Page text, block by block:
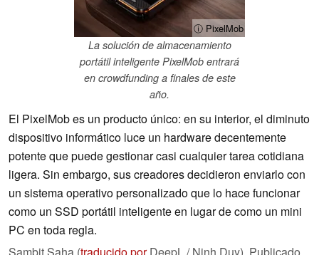
ⓘ PixelMob
La solución de almacenamiento
portátil inteligente PixelMob entrará
en crowdfunding a finales de este
año.
El PixelMob es un producto único: en su interior, el diminuto
dispositivo informático luce un hardware decentemente
potente que puede gestionar casi cualquier tarea cotidiana
ligera. Sin embargo, sus creadores decidieron enviarlo con
un sistema operativo personalizado que lo hace funcionar
como un SSD portátil inteligente en lugar de como un mini
PC en toda regla.